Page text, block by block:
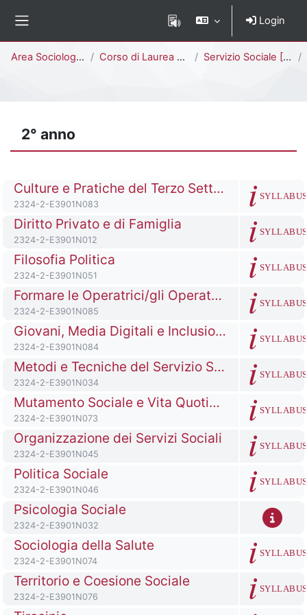
Login
Area Sociologica Corso di Laurea Triennale Servizio Sociale [E3902N - E3901N]
2° anno
Titolo del corso Culture e Pratiche del Terzo Settore
Codice identificativo del corso
2324-2-E3901N083
SYLLABUS
Titolo del corso
Diritto Privato e di Famiglia
Codice identificativo del corso
2324-2-E3901N012
SYLLABUS
Titolo del corso
Filosofia Politica
Codice identificativo del corso
2324-2-E3901N051
SYLLABUS
Titolo del corso Formare le Operatrici/gli Operatori Sociali per il Contrasto alla Violenza di Genere
Codice identificativo del corso
2324-2-E3901N085
SYLLABUS
Titolo del corso Giovani, Media Digitali e Inclusione Sociale
Codice identificativo del corso
2324-2-E3901N084
SYLLABUS
Titolo del corso Metodi e Tecniche del Servizio Sociale I
Codice identificativo del corso
2324-2-E3901N034
SYLLABUS
Titolo del corso Mutamento Sociale e Vita Quotidiana
Codice identificativo del corso
2324-2-E3901N073
SYLLABUS
Titolo del corso
Organizzazione dei Servizi Sociali
Codice identificativo del corso
2324-2-E3901N045
SYLLABUS
Titolo del corso
Politica Sociale
Codice identificativo del corso
2324-2-E3901N046
SYLLABUS
Titolo del corso
Psicologia Sociale
Codice identificativo del corso
2324-2-E3901N032
Titolo del corso
Sociologia della Salute
Codice identificativo del corso
2324-2-E3901N074
SYLLABUS
Titolo del corso
Territorio e Coesione Sociale
Codice identificativo del corso
2324-2-E3901N076
SYLLABUS